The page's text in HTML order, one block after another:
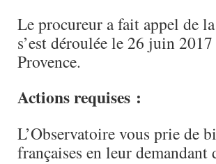
Le procureur a fait appel de
s’est déroulée le 26 juin
Provence.
Actions requises :
L’Observatoire vous prie de
françaises en leur demandant